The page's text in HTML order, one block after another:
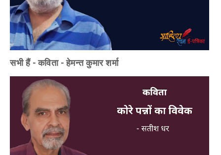
सभी हैं - कविता - हेमन्त कुमार शर्मा